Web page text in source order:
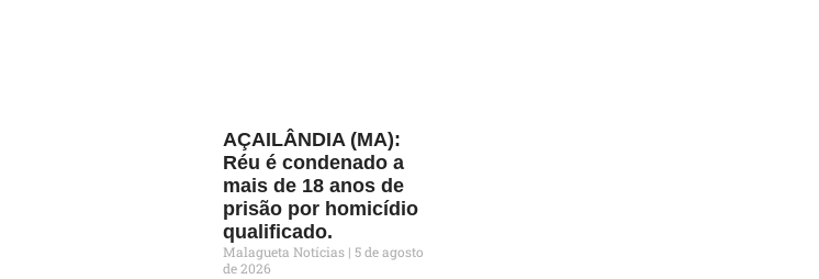
AÇAILÂNDIA (MA):
Réu é condenado a
mais de 18 anos de
prisão por homicídio
qualificado.
Malagueta Notícias 5 de agosto
de 2026